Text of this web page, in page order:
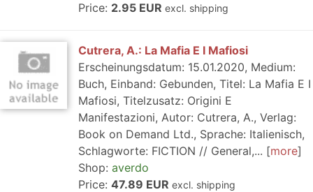
Price: 2.95 EUR excl. shipping
Cutrera, A.: La Mafia E I Mafiosi
Erscheinungsdatum: 15.01.2020, Medium:
Buch, Einband: Gebunden, Titel: La Mafia E I
Mafiosi, Titelzusatz: Origini E
Manifestazioni, Autor: Cutrera, A., Verlag:
Book on Demand Ltd., Sprache: Italienisch,
Schlagworte: FICTION // General,...
more
Shop: averdo
Price: 47.89 EUR excl. shipping